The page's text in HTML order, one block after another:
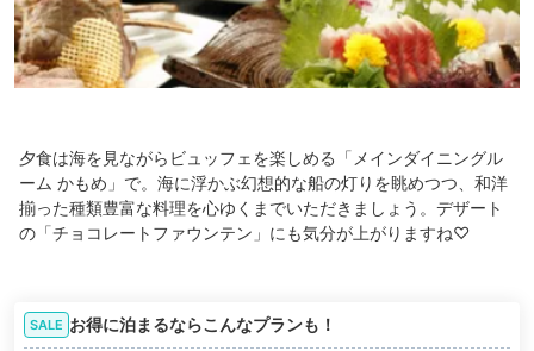
夕食は海を見ながらビュッフェを楽しめる「メインダイニングル
ーム かもめ」で。海に浮かぶ幻想的な船の灯りを眺めつつ、和洋
揃った種類豊富な料理を心ゆくまでいただきましょう。デザート
の「チョコレートファウンテン」にも気分が上がりますね♡
SALE お得に泊まるならこんなプランも！